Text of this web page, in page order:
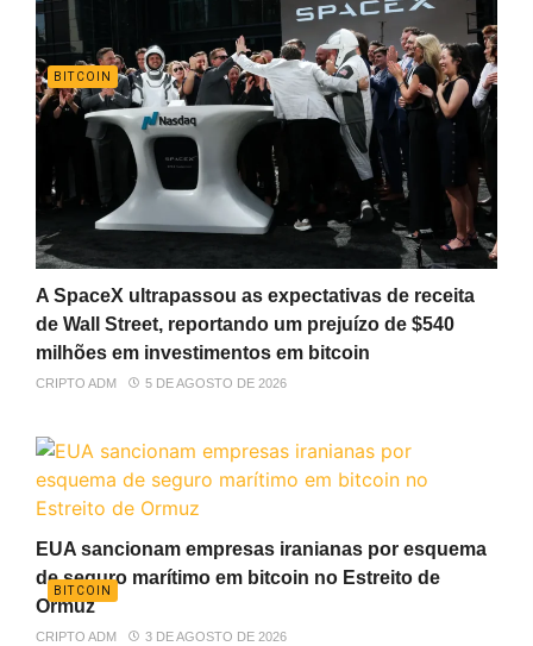
BITCOIN
A SpaceX ultrapassou as expectativas de receita
de Wall Street, reportando um prejuízo de $540
milhões em investimentos em bitcoin
CRIPTO ADM 5 DE AGOSTO DE 2026
BITCOIN
EUA sancionam empresas iranianas por esquema
de seguro marítimo em bitcoin no Estreito de
Ormuz
CRIPTO ADM 3 DE AGOSTO DE 2026